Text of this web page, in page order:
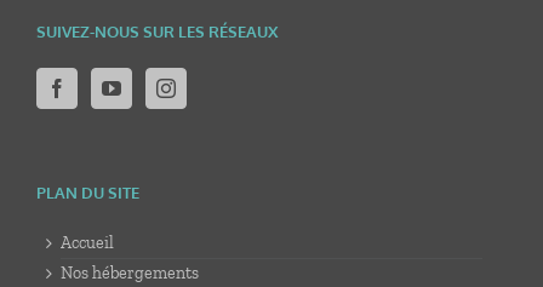
SUIVEZ-NOUS SUR LES RÉSEAUX
PLAN DU SITE
Accueil
Nos hébergements